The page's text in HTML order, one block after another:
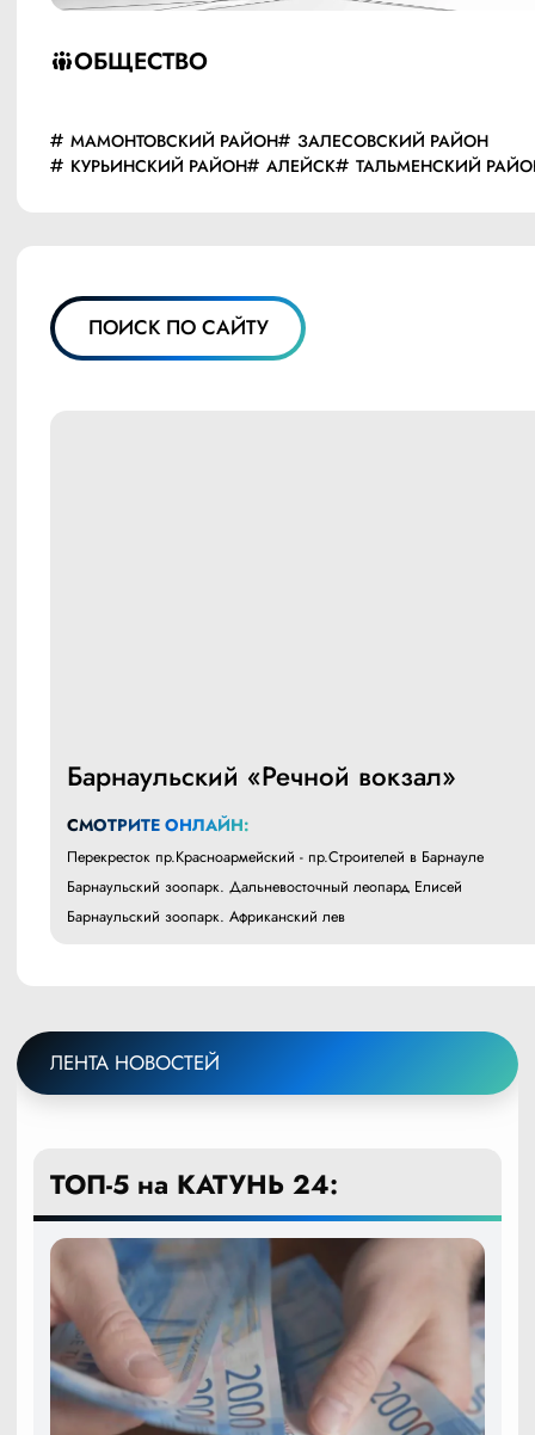
ОБЩЕСТВО
МАМОНТОВСКИЙ РАЙОН
ЗАЛЕСОВСКИЙ РАЙОН
КУРЬИНСКИЙ РАЙОН
АЛЕЙСК ТАЛЬМЕНСКИЙ
ПОИСК ПО САЙТУ
Барнаульский «Речной вокзал»
СМОТРИТЕ ОНЛАЙН:
Перекресток пр.Красноармейский - пр.Строителей в Барнауле
Барнаульский зоопарк. Дальневосточный леопард Елисей
Барнаульский зоопарк. Африканский лев
ЛЕНТА НОВОСТЕЙ
ТОП-5 на КАТУНЬ 24: